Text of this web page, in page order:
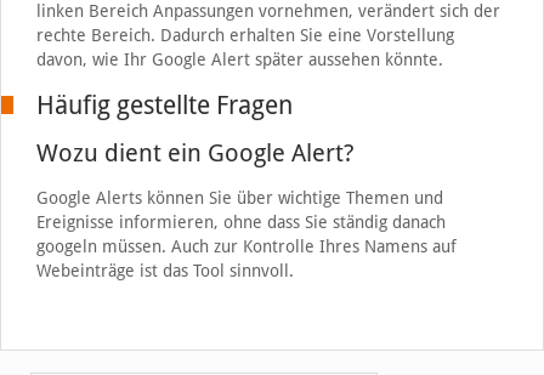
linken Bereich Anpassungen vornehmen, verändert sich der
rechte Bereich. Dadurch erhalten Sie eine Vorstellung
davon, wie Ihr Google Alert später aussehen könnte.
Häufig gestellte Fragen
Wozu dient ein Google Alert?
Google Alerts können Sie über wichtige Themen und
Ereignisse informieren, ohne dass Sie ständig danach
googeln müssen. Auch zur Kontrolle Ihres Namens auf
Webeinträge ist das Tool sinnvoll.